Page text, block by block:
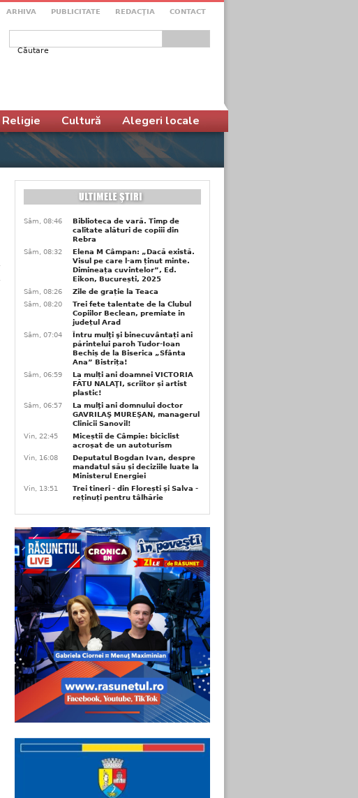
ARHIVA PUBLICITATE REDACŢIA CONTACT
Formular de căutare
Religie Cultură Alegeri locale
Sâm, 08:46
Biblioteca de vară. Timp de
calitate alături de copiii din
Rebra
Sâm, 08:32
Elena M Câmpan: „Dacă există.
Visul pe care l-am ținut minte.
Dimineața cuvintelor”, Ed.
Eikon, București, 2025
Sâm, 08:26
Zile de grație la Teaca
Sâm, 08:20
Trei fete talentate de la Clubul
Copiilor Beclean, premiate in
județul Arad
Sâm, 07:04
Întru mulţi şi binecuvântați ani
părintelui paroh Tudor-Ioan
Bechiș de la Biserica „Sfânta
Ana” Bistrița!
Sâm, 06:59
La mulți ani doamnei VICTORIA
FĂTU NALAŢI, scriitor și artist
plastic!
Sâm, 06:57
La mulţi ani domnului doctor
GAVRILAŞ MUREŞAN, managerul
Clinicii Sanovil!
Vin, 22:45
Miceștii de Câmpie: biciclist
acroșat de un autoturism
Vin, 16:08
Deputatul Bogdan Ivan, despre
mandatul său și deciziile luate la
Ministerul Energiei
Vin, 13:51
Trei tineri - din Florești și Salva -
reținuți pentru tâlhărie